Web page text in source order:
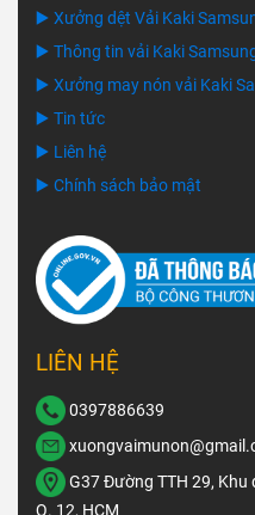
▶️ Xưởng dệt Vải Kaki
▶️ Thông tin vải Kaki
▶️ Xưởng may nón vải Kaki
▶️ Tin tức
▶️ Liên hệ
▶️ Chính sách bảo mật
LIÊN HỆ
0397886639
G37 Đường TTH 29, Khu